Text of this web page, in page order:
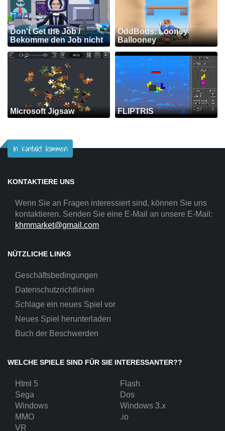
Don't Get the Job /
Bekomme den Job nicht
OddBods: Looney
Ballooney
Microsoft Jigsaw FLIPTRIS
In Kontakt kommen
KONTAKTIERE UNS
Wenn Sie an Fragen interessiert sind, können Sie uns
kontaktieren. Senden Sie eine E-Mail an unsere E-Mail:
khmmarket@gmail.com
NÜTZLICHE LINKS
Geschäftsbedingungen
Datenschutzrichtlinien
Schlage ein neues Spiel vor
Neues Spiel herunterladen
Buch der Beschwerden
WELCHE SPIELE SIND FÜR SIE INTERESSANTER??
Html 5
Flash
Sega
Dos
Windows
Windows 3.x
MMO
.io
VR